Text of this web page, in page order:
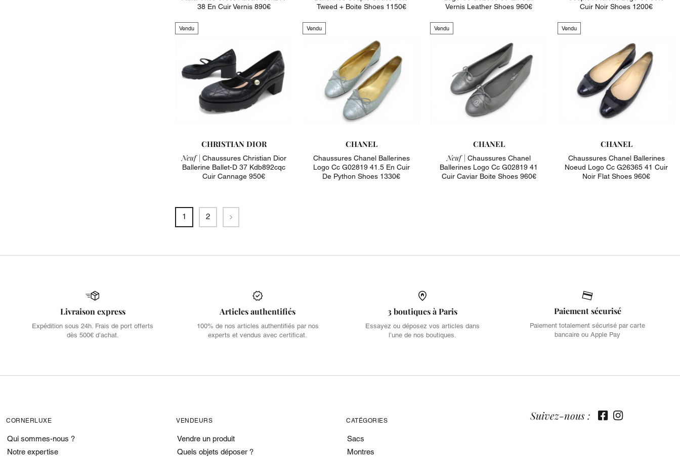
38 En Cuir Vernis 890€
Tweed + Boite Shoes 1150€
Vernis Leather Shoes 960€
Cuir Noir Shoes 1200€
Vendu
CHRISTIAN DIOR
Neuf | Chaussures Christian Dior
Ballerine Ballet-D 37 Kdb892cqc
Cuir Cannage 950€
Vendu
CHANEL
Chaussures Chanel Ballerines
Logo Cc G02819 41.5 En Cuir
De Python Shoes 1330€
Vendu
CHANEL
Neuf | Chaussures Chanel
Ballerines Logo Cc G02819 41
Cuir Caviar Boite Shoes 960€
Vendu
CHANEL
Chaussures Chanel Ballerines
Noeud Logo Cc G26365 41 Cuir
Noir Flat Shoes 960€
1 2 Suivant
Livraison express
Expédition sous 24h. Frais de port offerts
dès 500€ d’achat.
Articles authentifiés
100% de nos articles authentifiés par nos
experts et vendus avec certificat.
3 boutiques à Paris
Essayez ou déposez vos articles dans
l’une de nos boutiques.
Paiement sécurisé
Paiement totalement sécurisé par carte
bancaire ou Apple Pay
CORNERLUXE
Qui sommes-nous ?
Notre expertise
VENDEURS
Vendre un produit
Quels objets déposer ?
CATÉGORIES
Sacs
Montres
Suivez-nous :